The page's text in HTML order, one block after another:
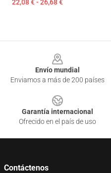
22,08 € - 26,68 €
Envío mundial
Enviamos a más de 200 países
Garantía internacional
Ofrecido en el país de uso
Contáctenos